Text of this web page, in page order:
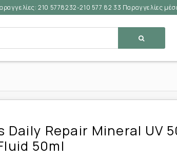
210 5778232-210 577 82 33 Παραγγελίες
Daily Repair Mineral UV
50ml